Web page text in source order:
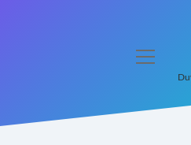
menüyü